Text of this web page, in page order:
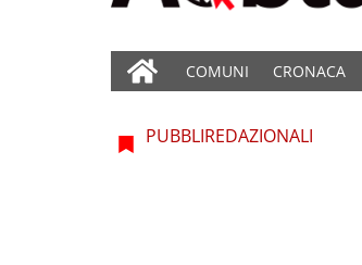
COMUNI CRONACA
PUBBLIREDAZIONALI